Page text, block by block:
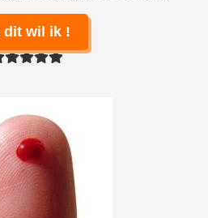
dit wil ik !